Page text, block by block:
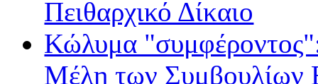
Πειθαρχικό Δίκαιο
Κώλυμα "συμφέροντος":
Μέλη των Συμβουλίων